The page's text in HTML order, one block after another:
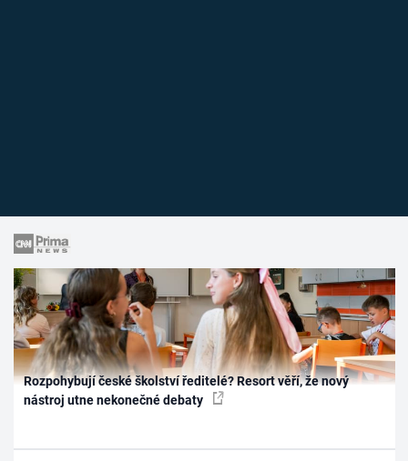
Rozpohybují české školství ředitelé? Resort věří, že nový
nástroj utne nekonečné debaty